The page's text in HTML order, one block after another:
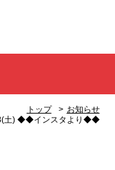
トップ
お知らせ
土) ◆◆インスタより◆◆